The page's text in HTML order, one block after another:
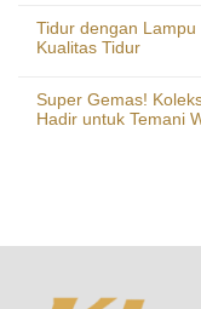
Tidur dengan
Kualitas Tidur
Super Gemas!
Hadir untuk Temani